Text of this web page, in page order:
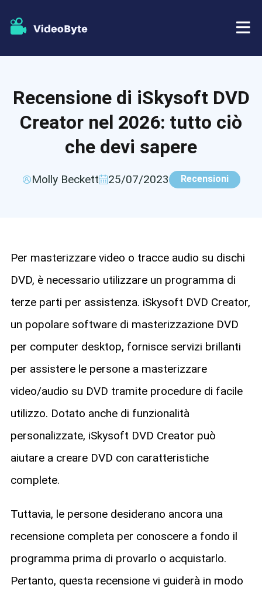
Ripper di DVD
Copia Blu-ray
Negozio
Recensione di iSkysoft DVD
Creator nel 2026: tutto ciò
che devi sapere
Molly Beckett 25/07/2023 Recensioni
Per masterizzare video o tracce audio su dischi
DVD, è necessario utilizzare un programma di
terze parti per assistenza. iSkysoft DVD Creator,
un popolare software di masterizzazione DVD
per computer desktop, fornisce servizi brillanti
per assistere le persone a masterizzare
video/audio su DVD tramite procedure di facile
utilizzo. Dotato anche di funzionalità
personalizzate, iSkysoft DVD Creator può
aiutare a creare DVD con caratteristiche
complete.
Tuttavia, le persone desiderano ancora una
recensione completa per conoscere a fondo il
programma prima di provarlo o acquistarlo.
Pertanto, questa recensione vi guiderà in modo